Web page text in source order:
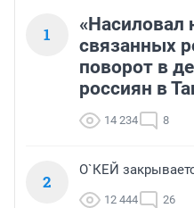
1
«Насиловал
связанных
поворот в
россиян в
14 234 8
2
О`КЕЙ
12 444 26